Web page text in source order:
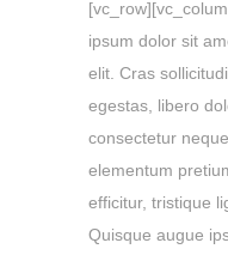
ipsum dolor sit
elit. Cras
egestas, libero
consectetur
elementum
efficitur, tristique
Quisque augue